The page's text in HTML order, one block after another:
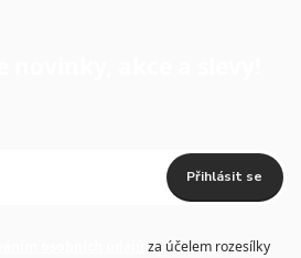
Přihlásit se
za účelem rozesílky